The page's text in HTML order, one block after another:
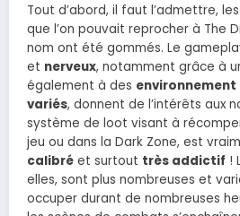
Tout d’abord, il faut l’admettre,
que l’on pouvait reprocher à The
nom ont été gommés. Le
et nerveux, notamment grâce à
également à des
variés, donnent de l’intérêts aux
système de loot visant à
jeu ou dans la Dark Zone, est
calibré et surtout très addictif !
elles, sont plus nombreuses et
occuper durant de nombreuses